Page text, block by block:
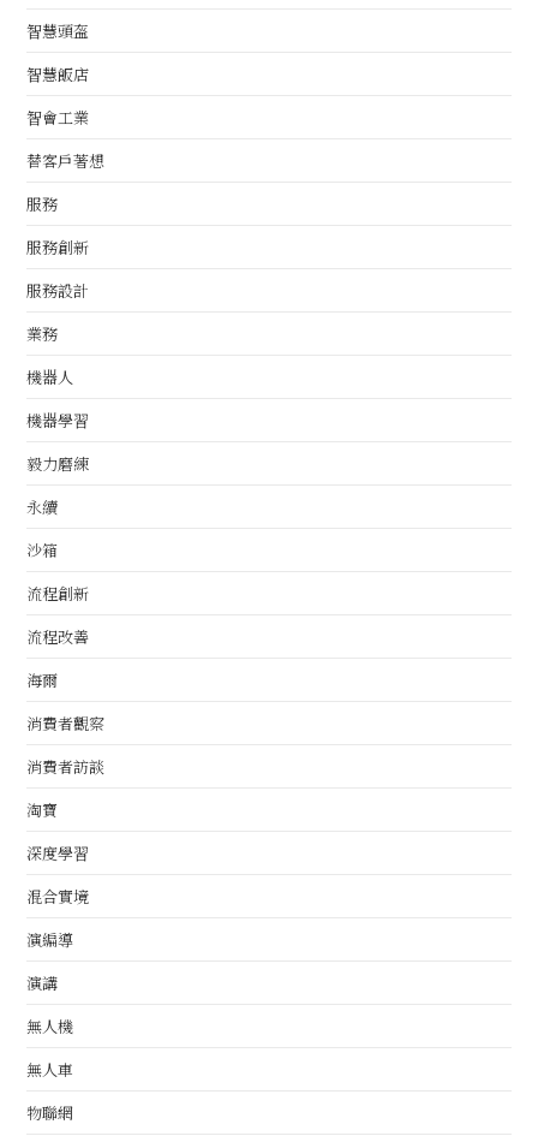
智慧頭盔
智慧飯店
智會工業
替客戶著想
服務
服務創新
服務設計
業務
機器人
機器學習
毅力磨練
永續
沙箱
流程創新
流程改善
海爾
消費者觀察
消費者訪談
淘寶
深度學習
混合實境
演編導
演講
無人機
無人車
物聯網